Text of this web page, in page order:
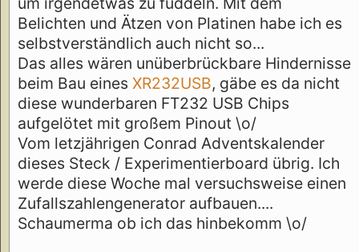
Belichten und Ätzen von Platinen habe ich es
selbstverständlich auch nicht so...
Das alles wären unüberbrückbare Hindernisse
beim Bau eines XR232USB, gäbe es da nicht
diese wunderbaren FT232 USB Chips
aufgelötet mit großem Pinout \o/
Vom letzjährigen Conrad Adventskalender
dieses Steck / Experimentierboard übrig. Ich
werde diese Woche mal versuchsweise einen
Zufallszahlengenerator aufbauen....
Schaumerma ob ich das hinbekomm \o/